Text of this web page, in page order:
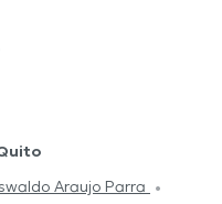
Araujo Parra